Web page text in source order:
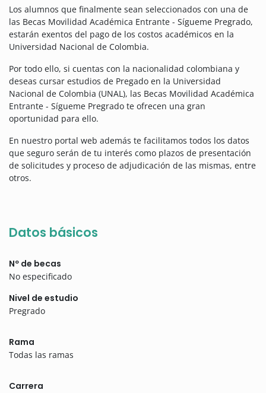
Los alumnos que finalmente sean seleccionados con una de
las Becas Movilidad Académica Entrante - Sígueme Pregrado,
estarán exentos del pago de los costos académicos en la
Universidad Nacional de Colombia.
Por todo ello, si cuentas con la nacionalidad colombiana y
deseas cursar estudios de Pregado en la Universidad
Nacional de Colombia (UNAL), las Becas Movilidad Académica
Entrante - Sígueme Pregrado te ofrecen una gran
oportunidad para ello.
En nuestro portal web además te facilitamos todos los datos
que seguro serán de tu interés como plazos de presentación
de solicitudes y proceso de adjudicación de las mismas, entre
otros.
Datos básicos
Nº de becas
No especificado
Nivel de estudio
Pregrado
Rama
Todas las ramas
Carrera